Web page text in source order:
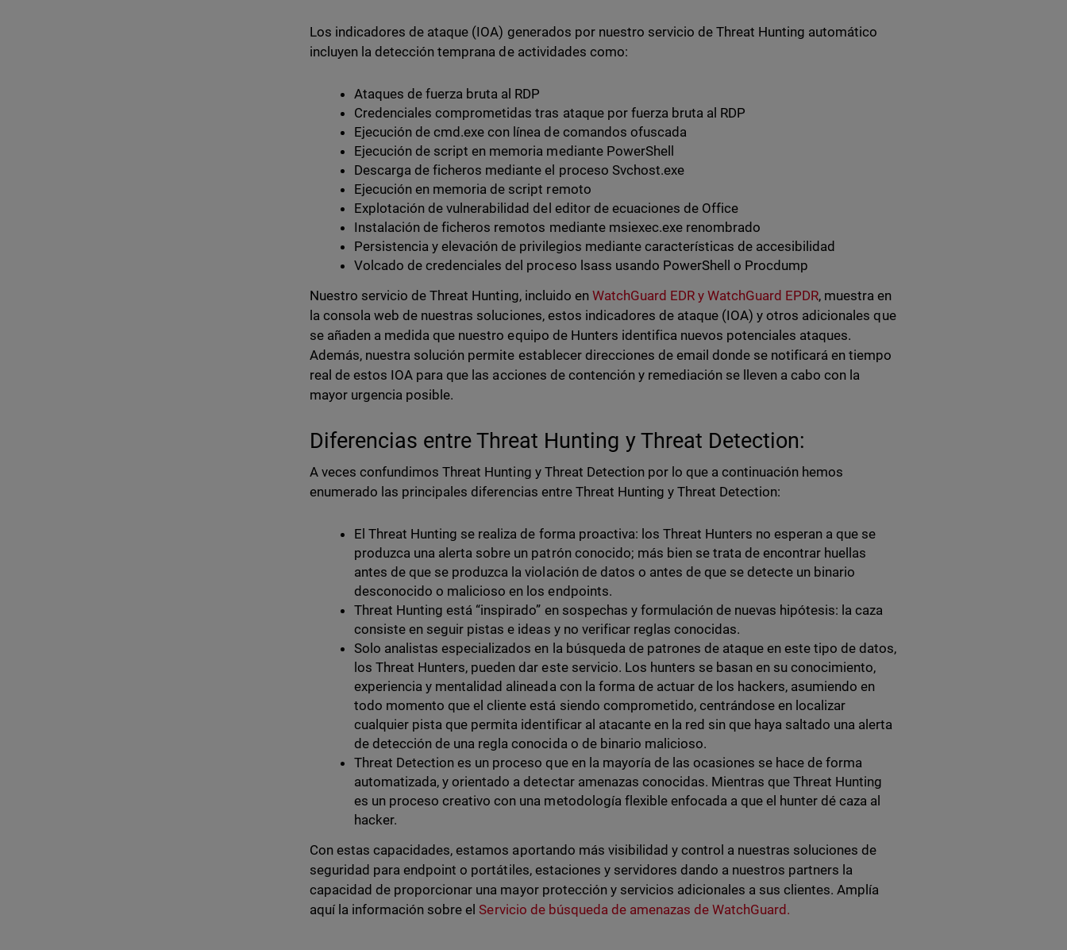
Los indicadores de ataque (IOA) generados por nuestro servicio de Threat Hunting automático
incluyen la detección temprana de actividades como:
Ataques de fuerza bruta al RDP
Credenciales comprometidas tras ataque por fuerza bruta al RDP
Ejecución de cmd.exe con línea de comandos ofuscada
Ejecución de script en memoria mediante PowerShell
Descarga de ficheros mediante el proceso Svchost.exe
Ejecución en memoria de script remoto
Explotación de vulnerabilidad del editor de ecuaciones de Office
Instalación de ficheros remotos mediante msiexec.exe renombrado
Persistencia y elevación de privilegios mediante características de accesibilidad
Volcado de credenciales del proceso lsass usando PowerShell o Procdump
Nuestro servicio de Threat Hunting, incluido en WatchGuard EDR y WatchGuard EPDR, muestra en
la consola web de nuestras soluciones, estos indicadores de ataque (IOA) y otros adicionales que
se añaden a medida que nuestro equipo de Hunters identifica nuevos potenciales ataques.
Además, nuestra solución permite establecer direcciones de email donde se notificará en tiempo
real de estos IOA para que las acciones de contención y remediación se lleven a cabo con la
mayor urgencia posible.
Diferencias entre Threat Hunting y Threat Detection:
A veces confundimos Threat Hunting y Threat Detection por lo que a continuación hemos
enumerado las principales diferencias entre Threat Hunting y Threat Detection:
El Threat Hunting se realiza de forma proactiva: los Threat Hunters no esperan a que se
produzca una alerta sobre un patrón conocido; más bien se trata de encontrar huellas
antes de que se produzca la violación de datos o antes de que se detecte un binario
desconocido o malicioso en los endpoints.
Threat Hunting está “inspirado” en sospechas y formulación de nuevas hipótesis: la caza
consiste en seguir pistas e ideas y no verificar reglas conocidas.
Solo analistas especializados en la búsqueda de patrones de ataque en este tipo de datos,
los Threat Hunters, pueden dar este servicio. Los hunters se basan en su conocimiento,
experiencia y mentalidad alineada con la forma de actuar de los hackers, asumiendo en
todo momento que el cliente está siendo comprometido, centrándose en localizar
cualquier pista que permita identificar al atacante en la red sin que haya saltado una alerta
de detección de una regla conocida o de binario malicioso.
Threat Detection es un proceso que en la mayoría de las ocasiones se hace de forma
automatizada, y orientado a detectar amenazas conocidas. Mientras que Threat Hunting
es un proceso creativo con una metodología flexible enfocada a que el hunter dé caza al
hacker.
Con estas capacidades, estamos aportando más visibilidad y control a nuestras soluciones de
seguridad para endpoint o portátiles, estaciones y servidores dando a nuestros partners la
capacidad de proporcionar una mayor protección y servicios adicionales a sus clientes. Amplía
aquí la información sobre elServicio de búsqueda de amenazas de WatchGuard.